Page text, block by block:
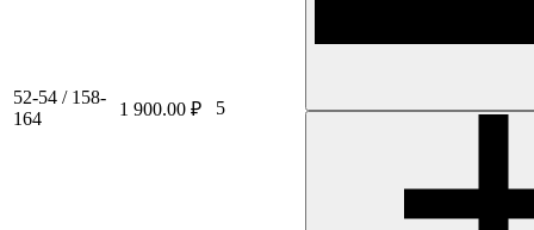
52-54 / 158-
164
1 900.00 ₽ 5